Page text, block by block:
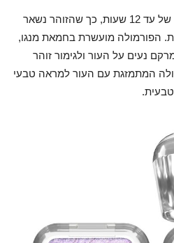
ההיילייטר החדש מציע עמידות של עד 12 שעות, כך שהזוהר נשאר
הפורמולה מועשרת בחמאת מנגו,
נעים על העור ולגימור זוהר
המתמזגת עם העור למראה טבעי